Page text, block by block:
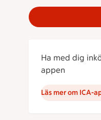
Ha med dig
appen
Läs mer om ICA-